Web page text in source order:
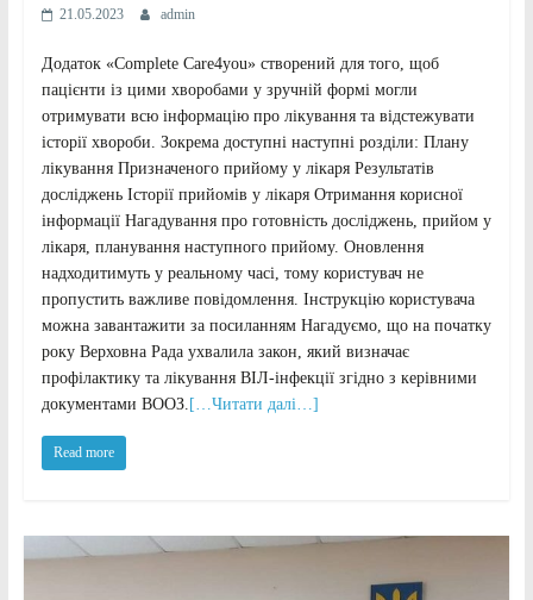
21.05.2023 admin
Додаток «Complete Care4you» створений для того, щоб
пацієнти із цими хворобами у зручній формі могли
отримувати всю інформацію про лікування та відстежувати
історії хвороби. Зокрема доступні наступні розділи: Плану
лікування Призначеного прийому у лікаря Результатів
досліджень Історії прийомів у лікаря Отримання корисної
інформації Нагадування про готовність досліджень, прийом у
лікаря, планування наступного прийому. Оновлення
надходитимуть у реальному часі, тому користувач не
пропустить важливе повідомлення. Інструкцію користувача
можна завантажити за посиланням Нагадуємо, що на початку
року Верховна Рада ухвалила закон, який визначає
профілактику та лікування ВІЛ-інфекції згідно з керівними
документами ВООЗ. […Читати далі…]
Read more